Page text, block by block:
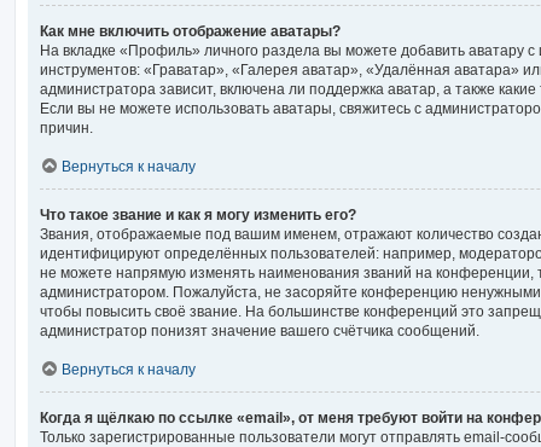
Как мне включить отображение аватары?
На вкладке «Профиль» личного раздела вы можете добавить аватару
инструментов: «Граватар», «Галерея аватар», «Удалённая аватара»
администратора зависит, включена ли поддержка аватар, а также
Если вы не можете использовать аватары, свяжитесь с
причин.
Вернуться к началу
Что такое звание и как я могу изменить его?
Звания, отображаемые под вашим именем, отражают количество
идентифицируют определённых пользователей: например,
не можете напрямую изменять наименования званий на конференции,
администратором. Пожалуйста, не засоряйте конференцию
чтобы повысить своё звание. На большинстве конференций это
администратор понизят значение вашего счётчика сообщений.
Вернуться к началу
Когда я щёлкаю по ссылке «email», от меня требуют войти на
Только зарегистрированные пользователи могут отправлять email-